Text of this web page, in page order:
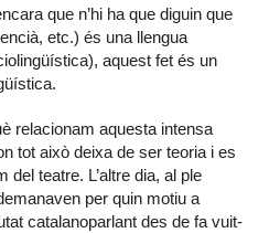
que n’hi ha que diguin que
etc.) és una llengua
aquest fet és un
relacionam aquesta intensa
tot això deixa de ser teoria i es
teatre. L’altre dia, al ple
per quin motiu a
catalanoparlant des de fa vuit-